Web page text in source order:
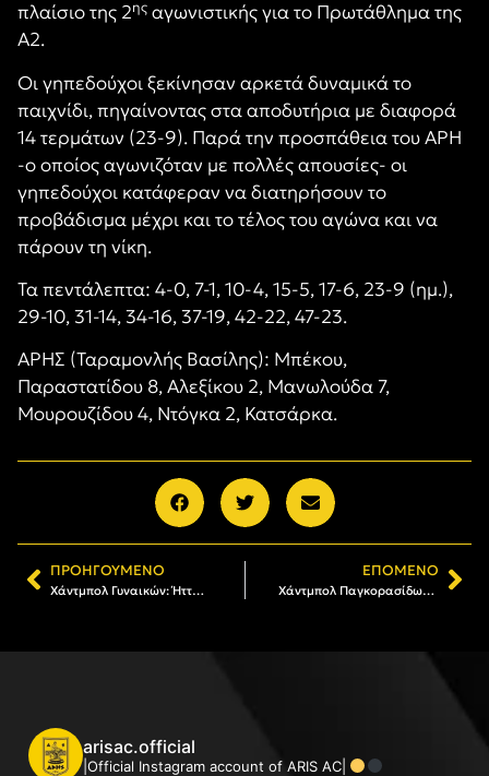
πλαίσιο της 2ης αγωνιστικής για το Πρωτάθλημα της
Α2.
Οι γηπεδούχοι ξεκίνησαν αρκετά δυναμικά το
παιχνίδι, πηγαίνοντας στα αποδυτήρια με διαφορά
14 τερμάτων (23-9). Παρά την προσπάθεια του ΑΡΗ
-ο οποίος αγωνιζόταν με πολλές απουσίες- οι
γηπεδούχοι κατάφεραν να διατηρήσουν το
προβάδισμα μέχρι και το τέλος του αγώνα και να
πάρουν τη νίκη.
Τα πεντάλεπτα: 4-0, 7-1, 10-4, 15-5, 17-6, 23-9 (ημ.),
29-10, 31-14, 34-16, 37-19, 42-22, 47-23.
ΑΡΗΣ (Ταραμονλής Βασίλης): Μπέκου,
Παραστατίδου 8, Αλεξίκου 2, Μανωλούδα 7,
Μουρουζίδου 4, Ντόγκα 2, Κατσάρκα.
ΠΡΟΗΓΟΎΜΕΝΟ
Χάντμπολ Γυναικών: Ήττα στην πρεμιέρα του πρωταθλήματος
ΕΠΌΜΕΝΟ
Χάντμπολ Παγκορασίδων: Σε διεθνές τουρνουά της Βέροιας ο ΑΡΗΣ
arisac.official
|Official Instagram account of ARIS AC|